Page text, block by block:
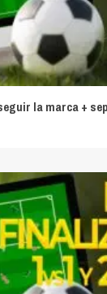
la marca +